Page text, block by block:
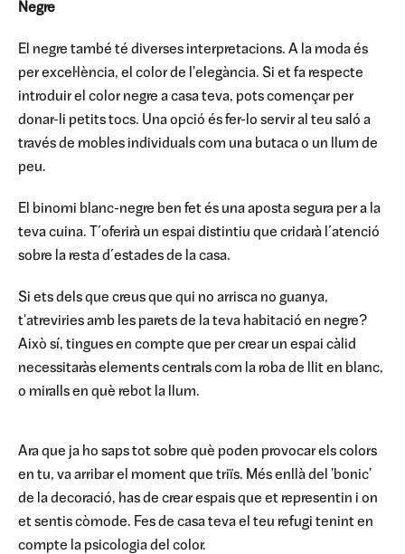
Negre
El negre també té diverses interpretacions. A la moda és
per excel·lència, el color de l'elegància. Si et fa respecte
introduir el color negre a casa teva, pots començar per
donar-li petits tocs. Una opció és fer-lo servir al teu saló a
través de mobles individuals com una butaca o un llum de
peu.
El binomi blanc-negre ben fet és una aposta segura per a la
teva cuina. T´oferirà un espai distintiu que cridarà l´atenció
sobre la resta d´estades de la casa.
Si ets dels que creus que qui no arrisca no guanya,
t'atreviries amb les parets de la teva habitació en negre?
Això sí, tingues en compte que per crear un espai càlid
necessitaràs elements centrals com la roba de llit en blanc,
o miralls en què rebot la llum.
Ara que ja ho saps tot sobre què poden provocar els colors
en tu, va arribar el moment que triïs. Més enllà del 'bonic'
de la decoració, has de crear espais que et representin i on
et sentis còmode. Fes de casa teva el teu refugi tenint en
compte la psicologia del color.